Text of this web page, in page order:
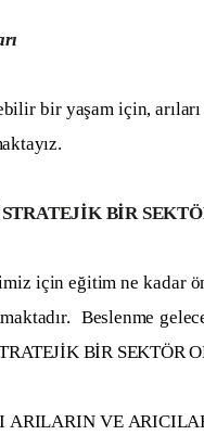
yaşam için, arıları
BİR
eğitim ne kadar
Beslenme
BİR SEKTÖR
ARILARIN VE